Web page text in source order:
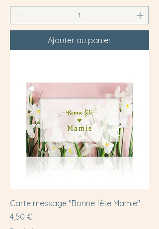
Ajouter au panier
Carte message "Bonne fête Mamie"
Prix
4,50 €